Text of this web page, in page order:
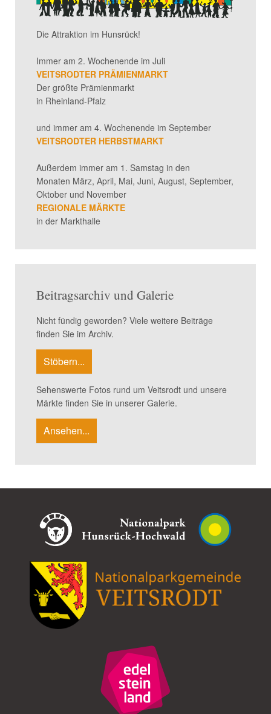
Die Attraktion im Hunsrück!
Immer am 2. Wochenende im Juli
VEITSRODTER PRÄMIENMARKT
Der größte Prämienmarkt
in Rheinland-Pfalz
und immer am 4. Wochenende im September
VEITSRODTER HERBSTMARKT
Außerdem immer am 1. Samstag in den
Monaten März, April, Mai, Juni, August, September,
Oktober und November
REGIONALE MÄRKTE
in der Markthalle
Beitragsarchiv und Galerie
Nicht fündig geworden? Viele weitere Beiträge
finden Sie im Archiv.
Stöbern...
Sehenswerte Fotos rund um Veitsrodt und unsere
Märkte finden Sie in unserer Galerie.
Ansehen...